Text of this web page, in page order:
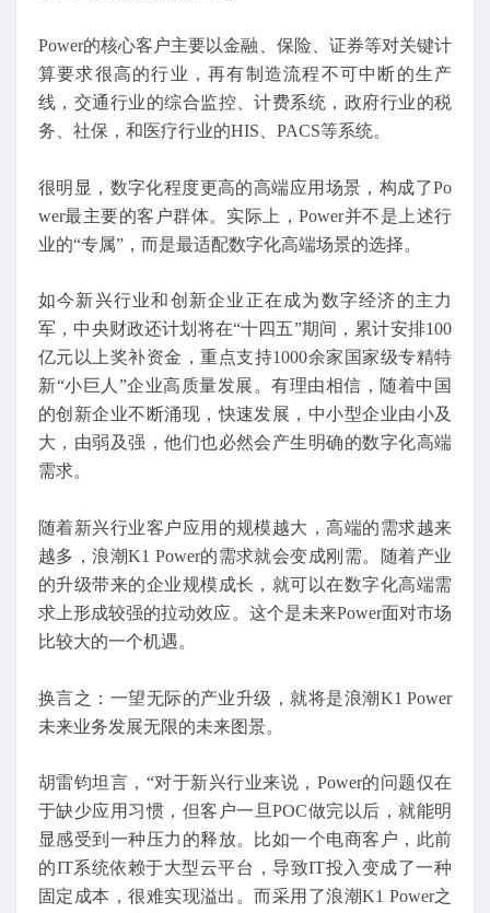
Power的核心客户主要以金融、保险、证券等对关键计
算要求很高的行业，再有制造流程不可中断的生产
线，交通行业的综合监控、计费系统，政府行业的税
务、社保，和医疗行业的HIS、PACS等系统。
很明显，数字化程度更高的高端应用场景，构成了Po
wer最主要的客户群体。实际上，Power并不是上述行
业的“专属”，而是最适配数字化高端场景的选择。
如今新兴行业和创新企业正在成为数字经济的主力
军，中央财政还计划将在“十四五”期间，累计安排100
亿元以上奖补资金，重点支持1000余家国家级专精特
新“小巨人”企业高质量发展。有理由相信，随着中国
的创新企业不断涌现，快速发展，中小型企业由小及
大，由弱及强，他们也必然会产生明确的数字化高端
需求。
随着新兴行业客户应用的规模越大，高端的需求越来
越多，浪潮K1 Power的需求就会变成刚需。随着产业
的升级带来的企业规模成长，就可以在数字化高端需
求上形成较强的拉动效应。这个是未来Power面对市场
比较大的一个机遇。
换言之：一望无际的产业升级，就将是浪潮K1 Power
未来业务发展无限的未来图景。
胡雷钧坦言，“对于新兴行业来说，Power的问题仅在
于缺少应用习惯，但客户一旦POC做完以后，就能明
显感受到一种压力的释放。比如一个电商客户，此前
的IT系统依赖于大型云平台，导致IT投入变成了一种
固定成本，很难实现溢出。而采用了浪潮K1 Power之